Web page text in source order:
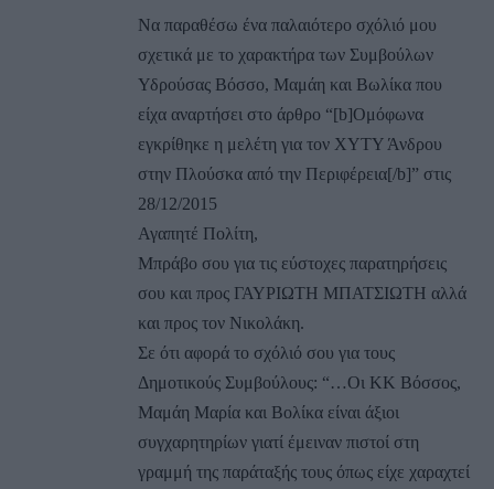
Να παραθέσω ένα παλαιότερο σχόλιό μου
σχετικά με το χαρακτήρα των Συμβούλων
Υδρούσας Βόσσο, Μαμάη και Βωλίκα που
είχα αναρτήσει στο άρθρο “[b]Ομόφωνα
εγκρίθηκε η μελέτη για τον ΧΥΤΥ Άνδρου
στην Πλούσκα από την Περιφέρεια[/b]” στις
28/12/2015
Αγαπητέ Πολίτη,
Μπράβο σου για τις εύστοχες παρατηρήσεις
σου και προς ΓΑΥΡΙΩΤΗ ΜΠΑΤΣΙΩΤΗ αλλά
και προς τον Νικολάκη.
Σε ότι αφορά το σχόλιό σου για τους
Δημοτικούς Συμβούλους: “…Οι ΚΚ Βόσσος,
Μαμάη Μαρία και Βολίκα είναι άξιοι
συγχαρητηρίων γιατί έμειναν πιστοί στη
γραμμή της παράταξής τους όπως είχε χαραχτεί